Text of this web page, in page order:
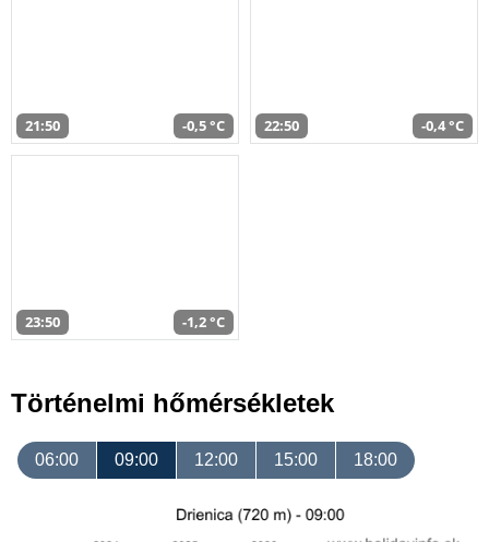
21:50 -0,5 °C 22:50 -0,4 °C
23:50 -1,2 °C
Történelmi hőmérsékletek
06:00 09:00 12:00 15:00 18:00